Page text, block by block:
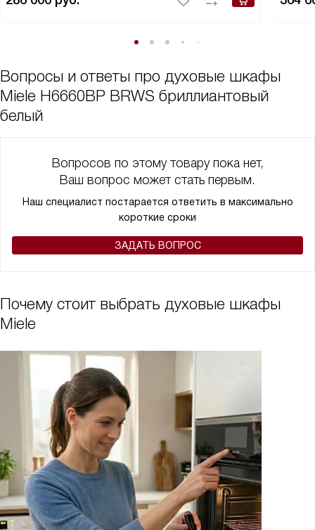
Вопросы и ответы про духовые шкафы
Miele H6660BP BRWS бриллиантовый
белый
Вопросов по этому товару пока нет,
Ваш вопрос может стать первым.
Наш специалист постарается ответить в максимально
короткие сроки
ЗАДАТЬ ВОПРОС
Почему стоит выбрать духовые шкафы
Miele